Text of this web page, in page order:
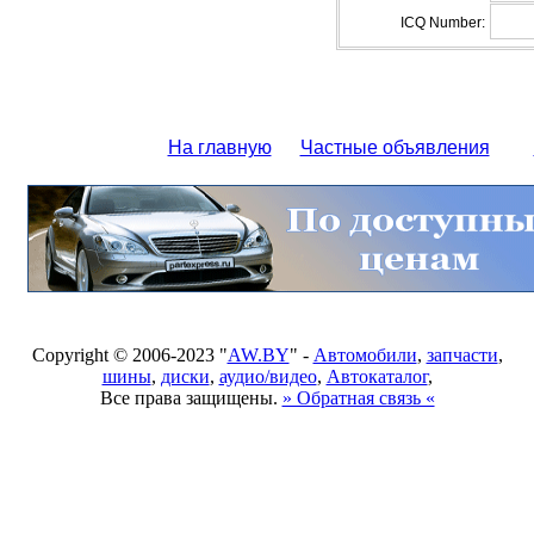
ICQ Number:
На главную Частные объявления
Copyright © 2006-2023 "AW.BY" - Автомобили, запчасти,
шины, диски, аудио/видео, Автокаталог,
Все права защищены. » Обратная связь «